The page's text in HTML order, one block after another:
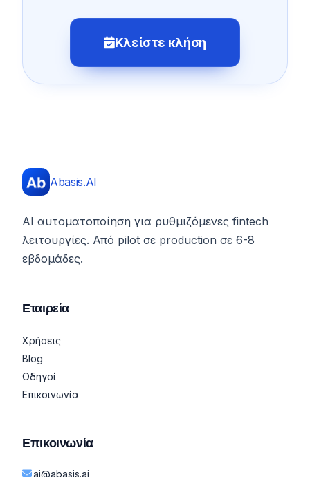
Κλείστε κλήση
Abasis.AI
AI αυτοματοποίηση για ρυθμιζόμενες fintech
λειτουργίες. Από pilot σε production σε 6-8
εβδομάδες.
Εταιρεία
Χρήσεις
Blog
Οδηγοί
Επικοινωνία
Επικοινωνία
ai@abasis.ai